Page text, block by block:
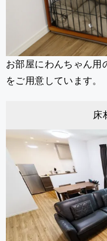
お部屋にわんちゃん用
をご用意しています。
床